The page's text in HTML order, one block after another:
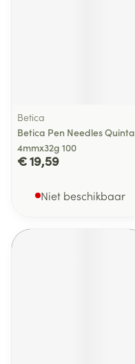
Betica
Betica Pen Needles Quinta
4mmx32g 100
€ 19,59
Niet beschikbaar